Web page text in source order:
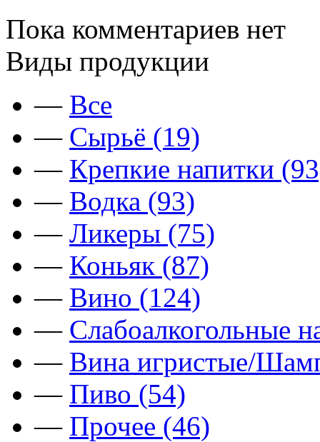
Пока комментариев нет
Виды продукции
— Все
— Сырьё (19)
— Крепкие напитки
— Водка (93)
— Ликеры (75)
— Коньяк (87)
— Вино (124)
— Слабоалкогольные
— Вина игристые/
— Пиво (54)
— Прочее (46)